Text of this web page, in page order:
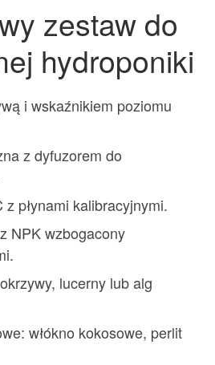
zestaw do
hydroponiki
i wskaźnikiem poziomu
z dyfuzorem do
płynami kalibracyjnymi.
NPK wzbogacony
lucerny lub alg
włókno kokosowe, perlit